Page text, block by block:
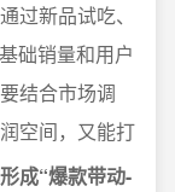
过新品试吃、
础销量和用户
结合市场调
空间，又能打
成“爆款带动-